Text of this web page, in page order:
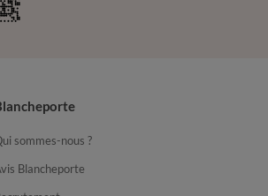
sommes-nous ?
Blancheporte